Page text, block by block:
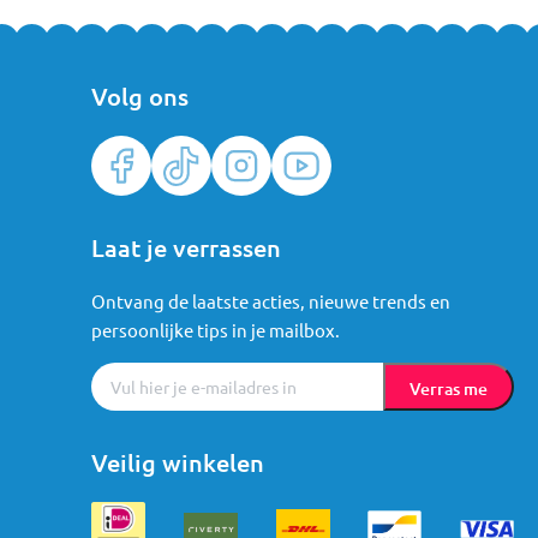
Volg ons
Veilig winkelen
Laat je verrassen
Ontvang de laatste acties, nieuwe trends en
persoonlijke tips in je mailbox.
Verras me